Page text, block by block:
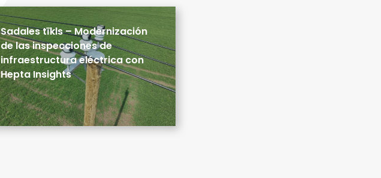
Sadales tīkls – Modernización
de las inspecciones de
infraestructura eléctrica con
Hepta Insights